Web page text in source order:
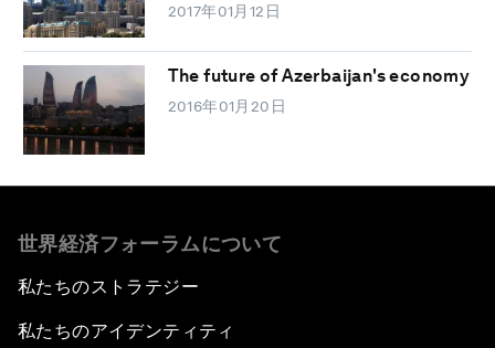
2017年01月12日
The future of Azerbaijan's economy
2016年01月20日
世界経済フォーラムについて
私たちのストラテジー
私たちのアイデンティティ